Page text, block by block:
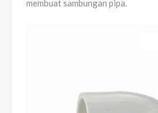
membuat sambungan pipa.